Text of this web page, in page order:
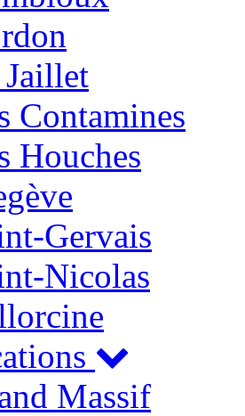
Contamines
Houches
Gervais
Nicolas
Massif